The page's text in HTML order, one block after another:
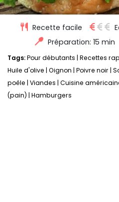
Recette facile
Préparation: 15 min
Tags:Pour débutants Recettes
Huile d'olive Oignon Poivre noir
poêle Viandes Cuisine
(pain) Hamburgers